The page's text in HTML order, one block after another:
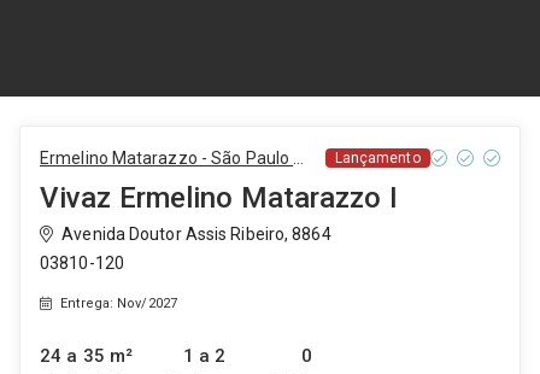
Lançamento
Vivaz Ermelino Matarazzo I
Avenida Doutor Assis Ribeiro, 8864
03810-120
Entrega: Nov/2027
24 a 35 m² 1 a 2 0